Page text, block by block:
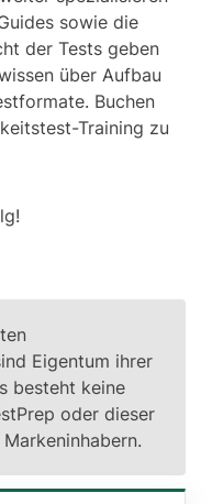
sowie die
der Tests geben
über Aufbau
Buchen
Training zu
Eigentum ihrer
besteht keine
oder dieser